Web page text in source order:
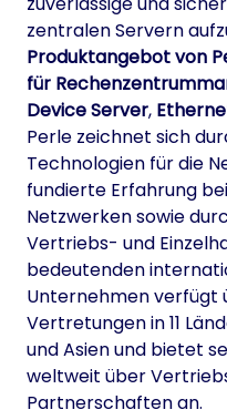
zentralen Servern
Produktangebot von
für
Device Server,
Perle zeichnet sich
Technologien für die
fundierte Erfahrung
Netzwerken sowie
Vertriebs- und
bedeutenden
Unternehmen verfügt
Vertretungen in 11
und Asien und bietet
weltweit über
Partnerschaften an.